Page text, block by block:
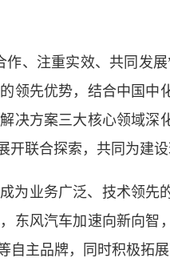
、注重实效、共同发
领先优势，结合中国中
决方案三大核心领域深
联合探索，共同为建设
为业务广泛、技术领先
东风汽车加速向新向智
主品牌，同时积极拓